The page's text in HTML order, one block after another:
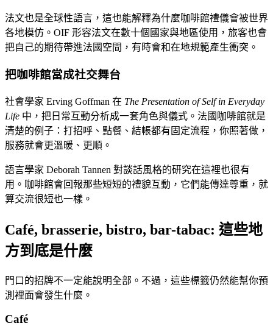
法文也是全球性語言，這也能解釋為什麼咖啡館禮儀會被世界
各地模仿。OIF 形容法文在數十個國家與地區使用，旅客也會
把自己的期待帶進法國空間，有時會和在地規範產生衝突。
把咖啡館當成社交舞台
社會學家 Erving Goffman 在 The Presentation of Self in Everyday
Life 中，把日常互動分析成一套角色與儀式。法國咖啡館就是
清楚的例子：打招呼、點餐、結帳都有固定流程，你照著做，
服務就會更溫暖、更順。
語言學家 Deborah Tannen 對談話風格的研究在這裡也很有
用。咖啡館會回報那些短短的禮貌互動，它們能傳達尊重，就
算交流很短也一樣。
Café, brasserie, bistro, bar-tabac: 這些地
方到底是什麼
門口的招牌不一定能說明全部。不過，這些標籤仍然能幫你預
測裡面會發生什麼。
Café